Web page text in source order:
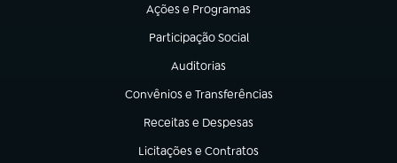
Ações e Programas
(abre em nova aba)
Participação Social
(abre em nova aba)
Auditorias
(abre em nova aba)
Convênios e Transferências
(abre em nova aba)
Receitas e Despesas
(abre em nova aba)
Licitações e Contratos
(abre em nova aba)